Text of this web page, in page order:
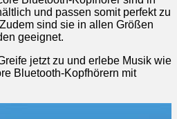
und passen somit perfekt zu
sind sie in allen Größen
geeignet.
jetzt zu und erlebe Musik wie
Bluetooth-Kopfhörern mit